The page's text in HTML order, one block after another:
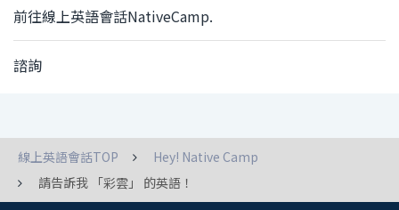
前往線上英語會話NativeCamp.
諮詢
線上英語會話TOP
Hey! Native Camp
請告訴我 「彩雲」 的英語！